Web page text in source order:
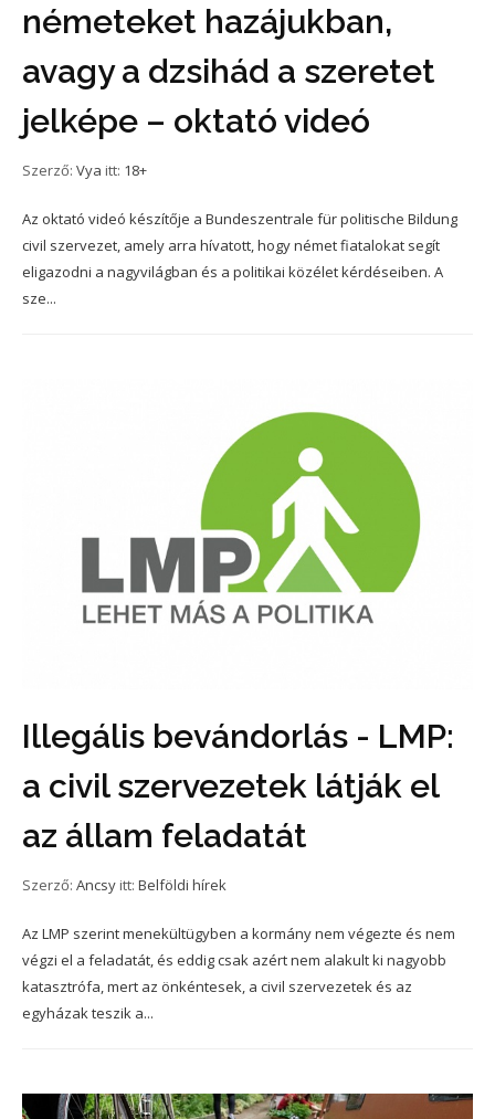
németeket hazájukban,
avagy a dzsihád a szeretet
jelképe – oktató videó
Szerző: Vya itt: 18+
Az oktató videó készítője a Bundeszentrale für politische Bildung
civil szervezet, amely arra hívatott, hogy német fiatalokat segít
eligazodni a nagyvilágban és a politikai közélet kérdéseiben. A
sze...
Illegális bevándorlás - LMP:
a civil szervezetek látják el
az állam feladatát
Szerző: Ancsy itt: Belföldi hírek
Az LMP szerint menekültügyben a kormány nem végezte és nem
végzi el a feladatát, és eddig csak azért nem alakult ki nagyobb
katasztrófa, mert az önkéntesek, a civil szervezetek és az
egyházak teszik a...